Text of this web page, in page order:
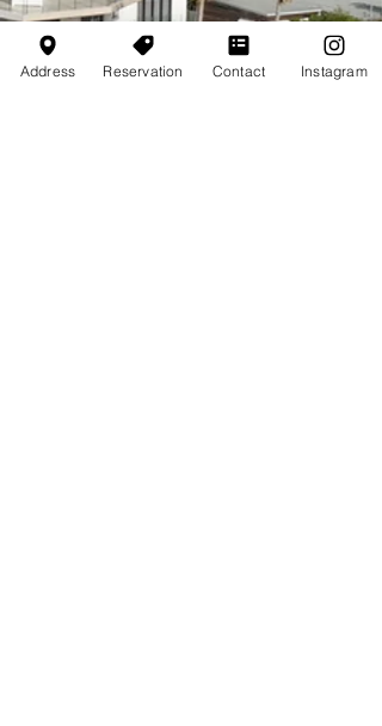
Address Reservation Contact Instagram